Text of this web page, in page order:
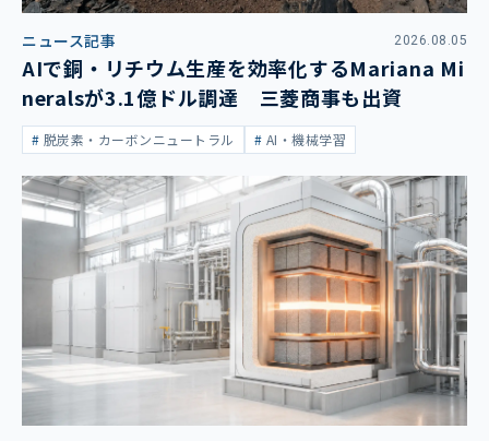
ニュース記事 2026.08.05
AIで銅・リチウム生産を効率化するMariana Mi
neralsが3.1億ドル調達 三菱商事も出資
脱炭素・カーボンニュートラル AI・機械学習